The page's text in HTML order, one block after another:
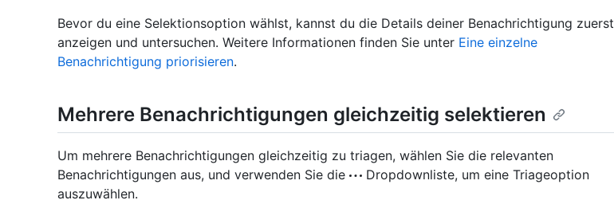
Bevor du eine Selektionsoption wählst, kannst du die Details deiner Benachrichtigung zuerst
anzeigen und untersuchen. Weitere Informationen finden Sie unter Eine einzelne
Benachrichtigung priorisieren.
Mehrere Benachrichtigungen gleichzeitig selektieren
Um mehrere Benachrichtigungen gleichzeitig zu triagen, wählen Sie die relevanten
Benachrichtigungen aus, und verwenden Sie die
Dropdownliste, um eine Triageoption
auszuwählen.